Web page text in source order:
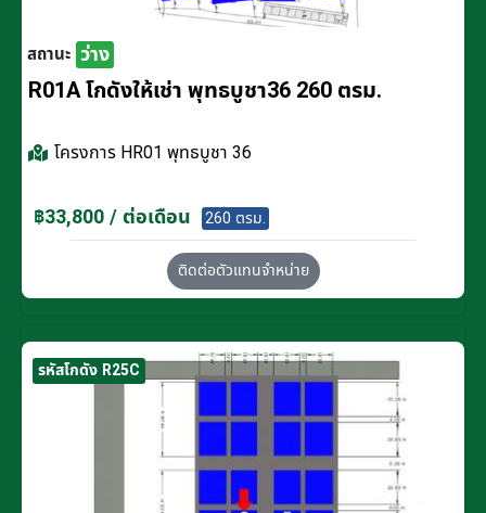
สถานะ ว่าง
R01A โกดังให้เช่า พุทธบูชา36 260 ตรม.
โครงการ HR01 พุทธบูชา 36
฿33,800 / ต่อเดือน 260 ตรม.
ติดต่อตัวแทนจำหน่าย
รหัสโกดัง R25C